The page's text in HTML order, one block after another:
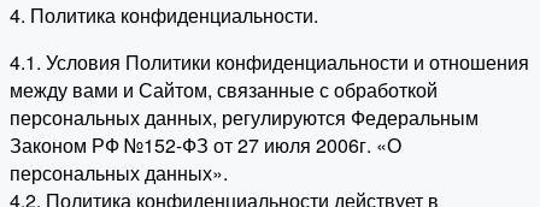
4. Политика конфиденциальности.
4.1. Условия Политики конфиденциальности и отношения
между вами и Сайтом, связанные с обработкой
персональных данных, регулируются Федеральным
Законом РФ №152-ФЗ от 27 июля 2006г. «О
персональных данных».
4.2. Политика конфиденциальности действует в